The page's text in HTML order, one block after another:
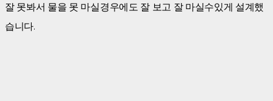
잘 못봐서 물을 못 마실경우에도 잘 보고 잘 마실수있게 설계했
습니다.